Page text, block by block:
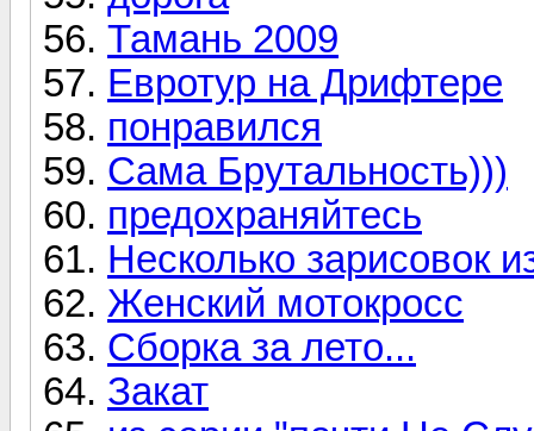
Тамань 2009
Евротур на Дрифтере
понравился
Сама Брутальность)))
предохраняйтесь
Несколько зарисовок
Женский мотокросс
Сборка за лето...
Закат